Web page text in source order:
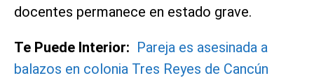
docentes permanece en estado grave.
Te Puede Interior: Pareja es asesinada a
balazos en colonia Tres Reyes de Cancún